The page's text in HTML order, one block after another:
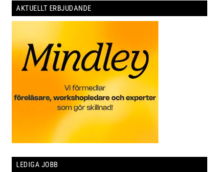
AKTUELLT ERBJUDANDE
LEDIGA JOBB